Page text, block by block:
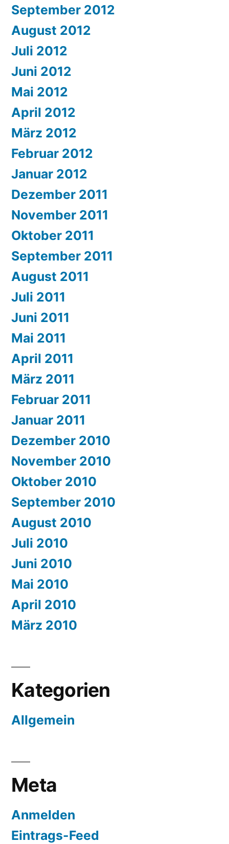
September 2012
August 2012
Juli 2012
Juni 2012
Mai 2012
April 2012
März 2012
Februar 2012
Januar 2012
Dezember 2011
November 2011
Oktober 2011
September 2011
August 2011
Juli 2011
Juni 2011
Mai 2011
April 2011
März 2011
Februar 2011
Januar 2011
Dezember 2010
November 2010
Oktober 2010
September 2010
August 2010
Juli 2010
Juni 2010
Mai 2010
April 2010
März 2010
Kategorien
Allgemein
Meta
Anmelden
Eintrags-Feed